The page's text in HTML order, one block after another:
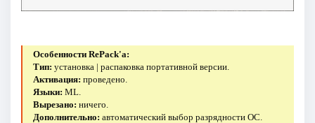
Особенности RePack'a:
Тип: установка | распаковка портативной версии.
Активация: проведено.
Языки: ML.
Вырезано: ничего.
Дополнительно: автоматический выбор разрядности ОС.